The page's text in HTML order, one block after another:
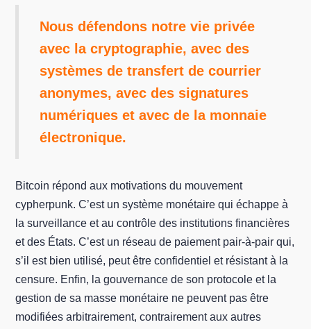
Nous défendons notre vie privée
avec la cryptographie, avec des
systèmes de transfert de courrier
anonymes, avec des signatures
numériques et avec de la monnaie
électronique.
Bitcoin répond aux motivations du mouvement
cypherpunk. C’est un système monétaire qui échappe à
la surveillance et au contrôle des institutions financières
et des États. C’est un réseau de paiement pair-à-pair qui,
s’il est bien utilisé, peut être confidentiel et résistant à la
censure. Enfin, la gouvernance de son protocole et la
gestion de sa masse monétaire ne peuvent pas être
modifiées arbitrairement, contrairement aux autres